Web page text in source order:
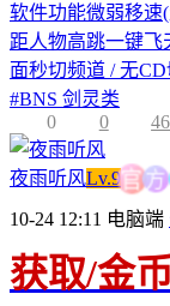
软件功能微弱移速
距人物高跳一键飞
面秒切频道 / 无
#BNS 剑灵类
0
0
夜雨听风Lv.9官方
10-24 12:11 电脑端
获取/金